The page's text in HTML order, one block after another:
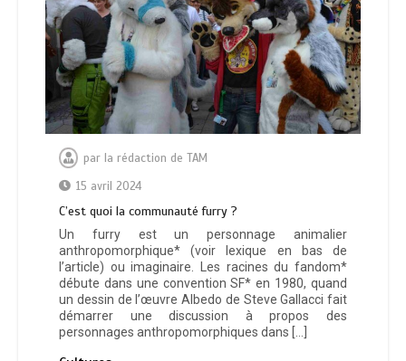
par la rédaction de TAM
15 avril 2024
C’est quoi la communauté furry ?
Un furry est un personnage animalier
anthropomorphique* (voir lexique en bas de
l’article) ou imaginaire. Les racines du fandom*
débute dans une convention SF* en 1980, quand
un dessin de l’œuvre Albedo de Steve Gallacci fait
démarrer une discussion à propos des
personnages anthropomorphiques dans […]